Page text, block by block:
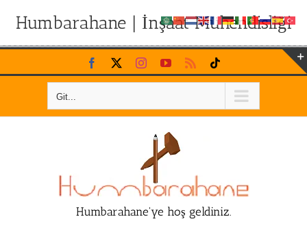
Humbarahane | İnşaat Mühendisliği
Skip
to
Facebook InstagramYouTubeRss
Git...
Humbarahane'ye hoş geldiniz.